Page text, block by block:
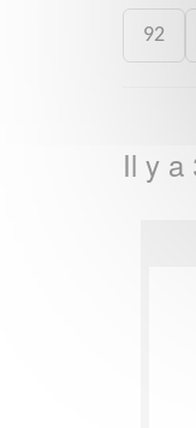
92
Il y a